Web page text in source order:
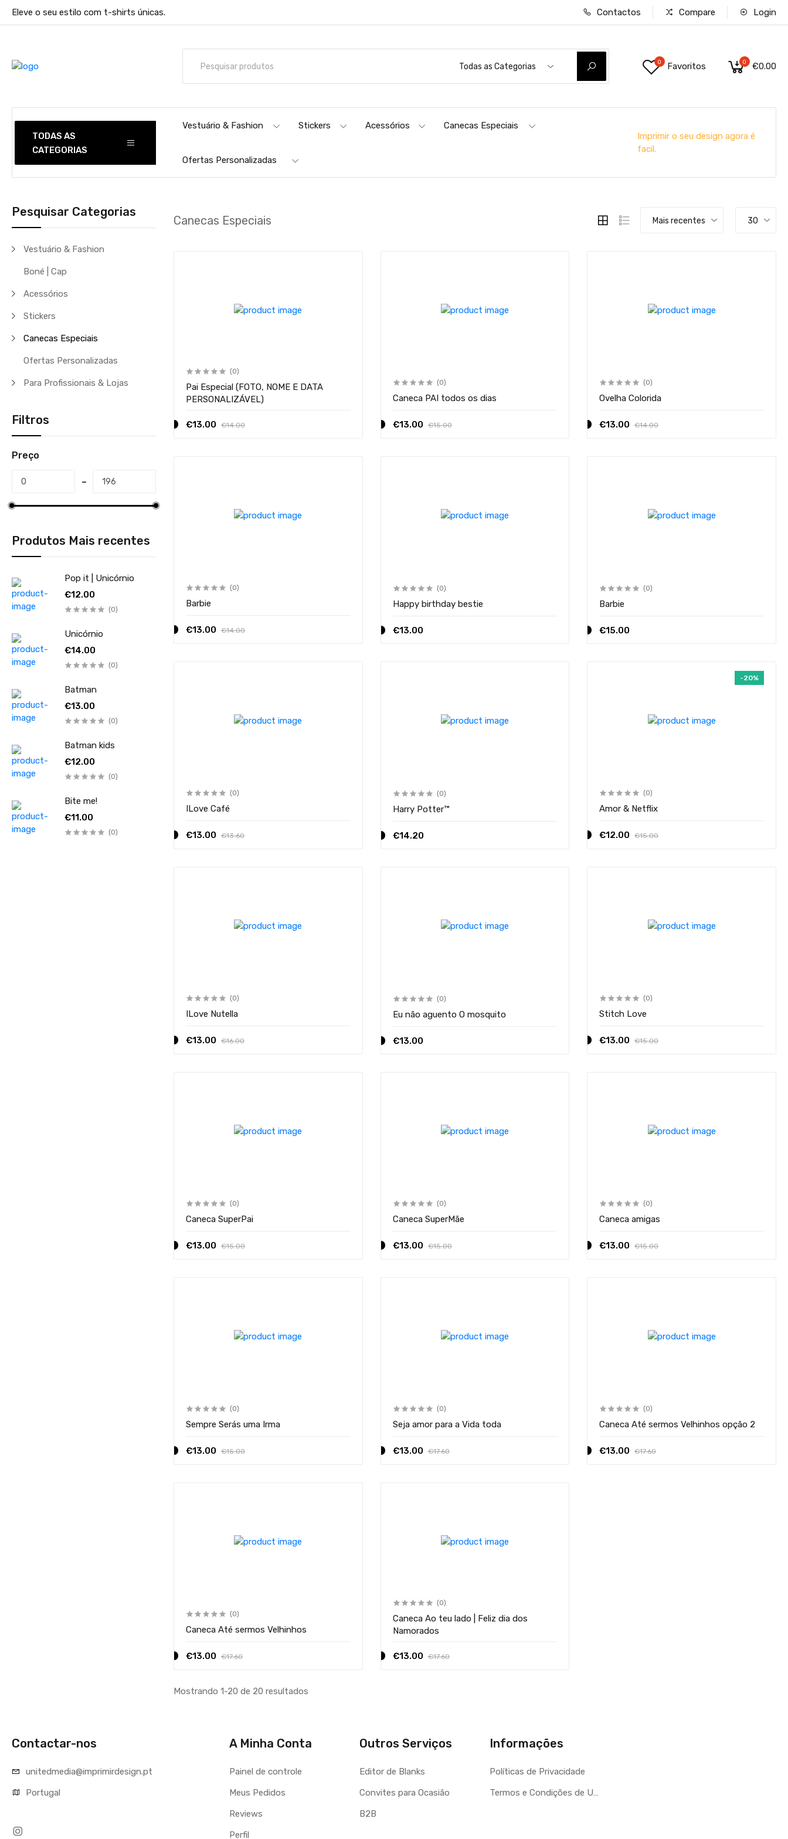
Eleve o seu estilo com t-shirts únicas. Contactos Compare Login
Todas as Categorias 0 Favoritos 0 €0.00
TODAS AS
CATEGORIAS
Vestuário & Fashion Stickers Acessórios Canecas Especiais
Ofertas Personalizadas
Imprimir o seu design agora é
facil.
Pesquisar Categorias
Vestuário & Fashion
Boné | Cap
Acessórios
Stickers
Canecas Especiais
Ofertas Personalizadas
Para Profissionais & Lojas
Filtros
Preço
Produtos Mais recentes
Pop it | Unicórnio
€12.00
(0)
Unicórnio
€14.00
(0)
Batman
€13.00
(0)
Batman kids
€12.00
(0)
Bite me!
€11.00
(0)
Canecas Especiais Mais recentes 30
(0)
Pai Especial (FOTO, NOME E DATA
PERSONALIZÁVEL)
€13.00 €14.00
(0)
Caneca PAI todos os dias
€13.00 €15.00
(0)
Ovelha Colorida
€13.00 €14.00
(0)
Barbie
€13.00 €14.00
(0)
Happy birthday bestie
€13.00
(0)
Barbie
€15.00
(0)
ILove Café
€13.00 €13.60
(0)
Harry Potter™
€14.20
-20%
(0)
Amor & Netflix
€12.00 €15.00
(0)
ILove Nutella
€13.00 €16.00
(0)
Eu não aguento O mosquito
€13.00
(0)
Stitch Love
€13.00 €15.00
(0)
Caneca SuperPai
€13.00 €15.00
(0)
Caneca SuperMãe
€13.00 €15.00
(0)
Caneca amigas
€13.00 €15.00
(0)
Sempre Serás uma Irma
€13.00 €15.00
(0)
Seja amor para a Vida toda
€13.00 €17.60
(0)
Caneca Até sermos Velhinhos opção 2
€13.00 €17.60
(0)
Caneca Até sermos Velhinhos
€13.00 €17.60
(0)
Caneca Ao teu lado | Feliz dia dos
Namorados
€13.00 €17.60
Mostrando 1-20 de 20 resultados
Contactar-nos
unitedmedia@imprimirdesign.pt
Portugal
A Minha Conta
Painel de controle
Meus Pedidos
Reviews
Perfil
Outros Serviços
Editor de Blanks
Convites para Ocasião
B2B
Informações
Políticas de Privacidade
Termos e Condições de Utilização